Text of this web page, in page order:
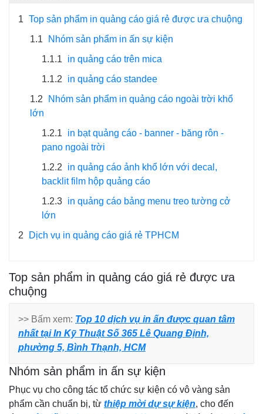
1 Top sản phẩm in quảng cáo giá rẻ được ưa chuộng
1.1
Nhóm sản phẩm in ấn sự kiện
1.1.1 in quảng cáo trên mica
1.1.2
in quảng cáo standee
1.2
Nhóm sản phẩm in quảng cáo ngoài trời khổ
lớn
1.2.1 in bạt quảng cáo - banner - băng rôn -
pano ngoài trời
1.2.2
in quảng cáo ảnh khổ lớn với decal,
backlit film hộp quảng cáo
1.2.3 in quảng cáo bảng menu treo tường cở
lớn
2
Dịch vụ in quảng cáo giá rẻ TPHCM
Top sản phẩm in quảng cáo giá rẻ được ưa
chuộng
>> Bấm xem: Top 10 dịch vụ in ấn được quan tâm
nhất tại In Kỹ Thuật Số 365 Lê Quang Định,
phường 5, Bình Thạnh, HCM
Nhóm sản phẩm in ấn sự kiện
Phục vụ cho công tác tổ chức sự kiện có vô vàng sản
phẩm cần chuẩn bị, từ thiệp mời dự sự kiện, cho đến